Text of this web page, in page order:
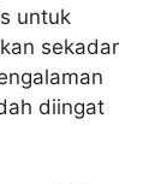
untuk
sekadar
diingat